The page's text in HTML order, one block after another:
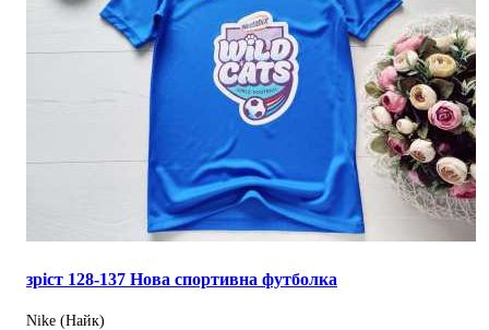
зріст 128-137 Нова спортивна футболка
Nike (Найк)